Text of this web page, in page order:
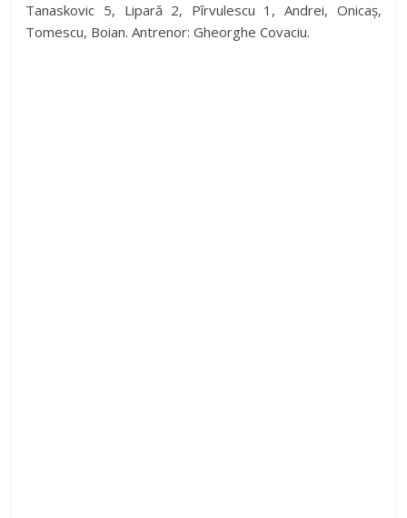
Tanaskovic 5, Lipară 2, Pîrvulescu 1, Andrei, Onicaș,
Tomescu, Boian. Antrenor: Gheorghe Covaciu.